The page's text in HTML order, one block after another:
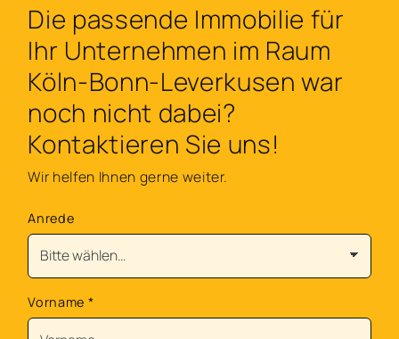
Die passende Immobilie für
Ihr Unternehmen im Raum
Köln-Bonn-Leverkusen war
noch nicht dabei?
Kontaktieren Sie uns!
Wir helfen Ihnen gerne weiter.
Anrede
Vorname *